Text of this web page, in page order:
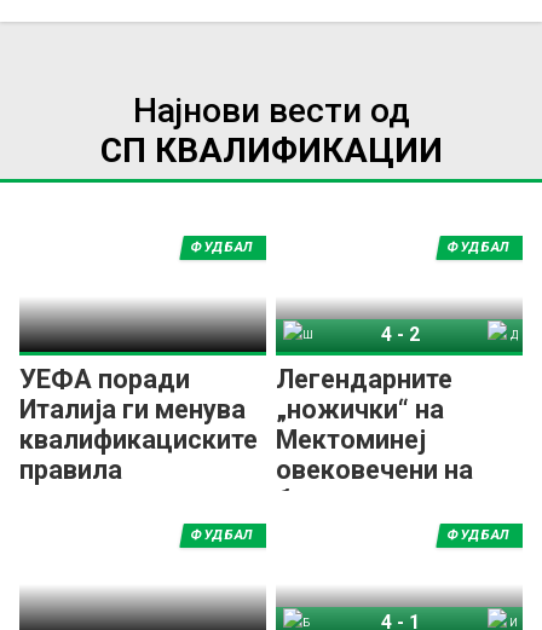
Најнови вести од
СП КВАЛИФИКАЦИИ
УЕФА поради
Италија ги менува
квалификациските
правила
ФУДБАЛ
Легендарните
„ножички“ на
Мектоминеј
овековечени на
банкнота од
дваесет фунти!
ФУДБАЛ
4 - 2
ФУДБАЛ ФУДБАЛ
4-1